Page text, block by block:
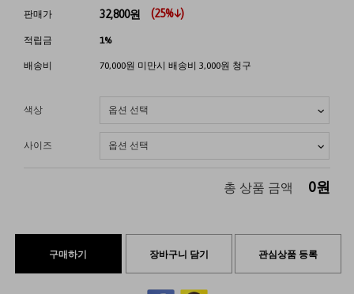
판매가 32,800원 (25%↓)
적립금 1%
배송비 70,000원 미만시 배송비 3,000원 청구
색상
사이즈
총 상품 금액 0원
구매하기 장바구니 담기 관심상품 등록